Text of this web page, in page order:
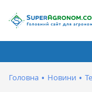
Головна • Новини •